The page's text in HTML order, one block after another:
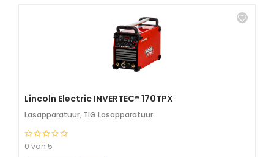
Lincoln Electric INVERTEC® 170TPX
Lasapparatuur, TIG Lasapparatuur
0 van 5